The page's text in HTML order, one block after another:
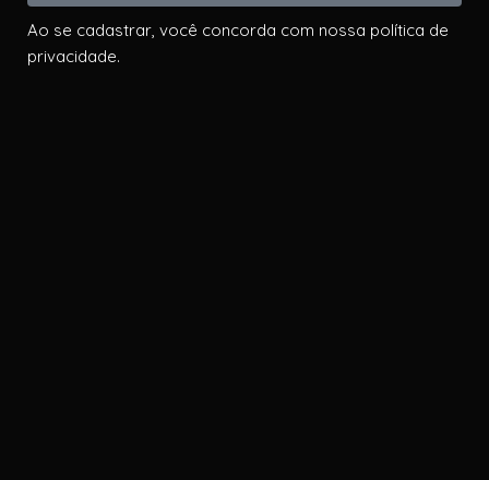
Ao se cadastrar, você concorda com nossa política de
privacidade.